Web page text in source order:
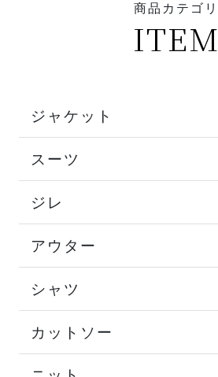
商品カテゴリ
ITEM
ジャケット
スーツ
ジレ
アウター
シャツ
カットソー